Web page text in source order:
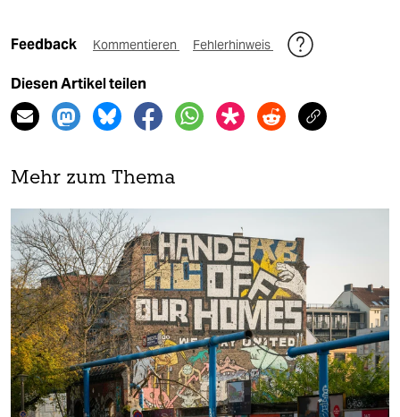
Feedback Kommentieren Fehlerhinweis
Diesen Artikel teilen
Mehr zum Thema